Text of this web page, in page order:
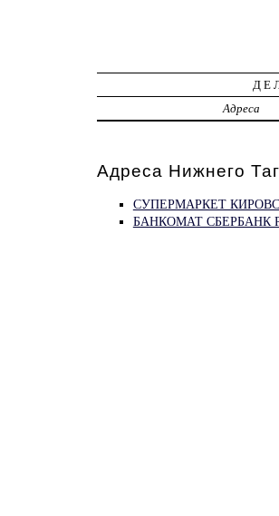
Адреса
Адреса Нижнего
СУПЕРМАРКЕТ
БАНКОМАТ СБЕРБАНК